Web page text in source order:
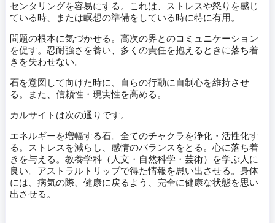
センタリングを容易にする。これは、ストレスや怒りを感じ
ている時、または瞑想の準備をしている時に特に有用。
問題の根本に気づかせる。高次の界とのコミュニケーション
を促す。忍耐強さを養い、多くの責任を抱えるときに落ち着
きを失わせない。
石を意図して向けた時に、自らの行動に自制心を維持させ
る。また、信頼性・現実性を高める。
カルサイトは次の通りです。
エネルギーを増幅する石。全てのチャクラを浄化・活性化す
る。ストレスを減らし、感情のバランスをとる。心に落ち着
きを与える。教養学科（人文・自然科学・芸術）を学ぶ人に
良い。アストラルトリップで得た情報を思い出させる。身体
には、病気の際、健康に戻るよう、完全に健康な状態を思い
出させる。